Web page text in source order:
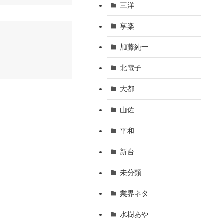
三洋
享楽
加藤純一
北電子
大都
山佐
平和
新台
未分類
業界ネタ
水樹あや